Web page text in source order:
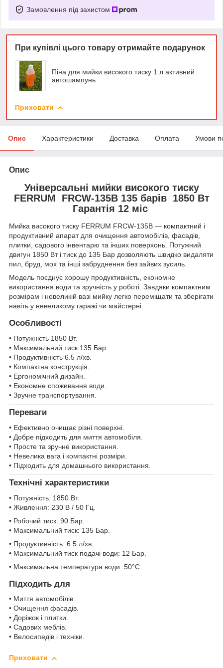
Замовлення під захистом
При купівлі цього товару отримайте подарунок
Піна для мийки високого тиску 1 л активний
автошампунь
Приховати
Опис Характеристики Доставка Оплата Умови
Опис
Універсальні мийки високого тиску
FERRUM FRCW-135B 135 барів 1850 Вт
Гарантія 12 міс
Мийка високого тиску FERRUM FRCW-135B — компактний і
продуктивний апарат для очищення автомобілів, фасадів,
плитки, садового інвентарю та інших поверхонь. Потужний
двигун 1850 Вт і тиск до 135 Бар дозволяють швидко видаляти
пил, бруд, мох та інші забруднення без зайвих зусиль.
Модель поєднує хорошу продуктивність, економне
використання води та зручність у роботі. Завдяки компактним
розмірам і невеликій вазі мийку легко переміщати та зберігати
навіть у невеликому гаражі чи майстерні.
Особливості
• Потужність 1850 Вт.
• Максимальний тиск 135 Бар.
• Продуктивність 6.5 л/хв.
• Компактна конструкція.
• Ергономічний дизайн.
• Економне споживання води.
• Зручне транспортування.
Переваги
• Ефективно очищає різні поверхні.
• Добре підходить для миття автомобіля.
• Просте та зручне використання.
• Невелика вага і компактні розміри.
• Підходить для домашнього використання.
Технічні характеристики
• Потужність: 1850 Вт.
• Живлення: 230 В / 50 Гц.
• Робочий тиск: 90 Бар.
• Максимальний тиск: 135 Бар.
• Продуктивність: 6.5 л/хв.
• Максимальний тиск подачі води: 12 Бар.
• Максимальна температура води: 50°C.
Підходить для
• Миття автомобілів.
• Очищення фасадів.
• Доріжок і плитки.
• Садових меблів.
• Велосипедів і техніки.
Приховати